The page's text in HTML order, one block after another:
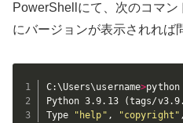
PowerShellにて、次のコマン
にバージョンが表示されれば
C:\Users\username>python
Python 3.9.13
(tags/
Type
"help" , "copyright"